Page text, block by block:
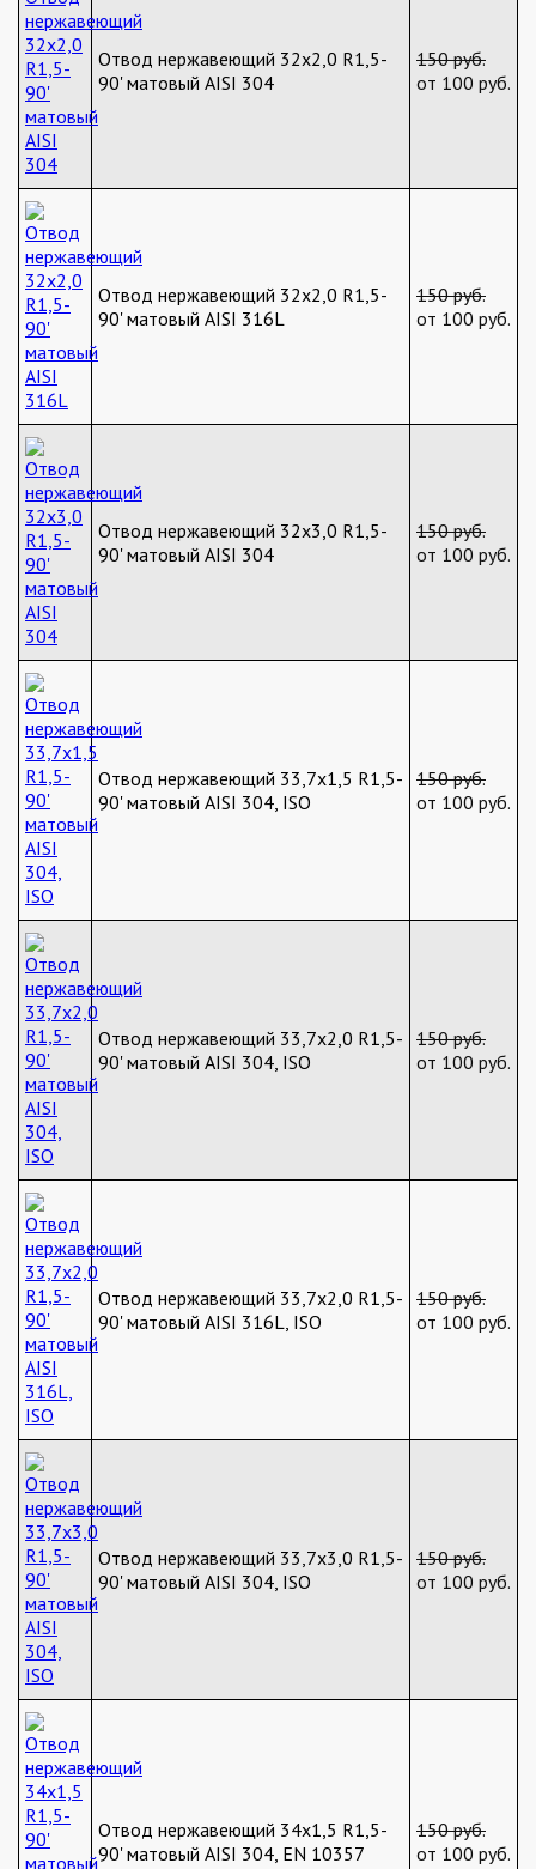
Отвод нержавеющий 32х2,0 R1,5-
90' матовый AISI 304
150 руб.
от 100 руб.
Отвод нержавеющий 32х2,0 R1,5-
90' матовый AISI 316L
150 руб.
от 100 руб.
Отвод нержавеющий 32х3,0 R1,5-
90' матовый AISI 304
150 руб.
от 100 руб.
Отвод нержавеющий 33,7х1,5 R1,5-
90' матовый AISI 304, ISO
150 руб.
от 100 руб.
Отвод нержавеющий 33,7х2,0 R1,5-
90' матовый AISI 304, ISO
150 руб.
от 100 руб.
Отвод нержавеющий 33,7х2,0 R1,5-
90' матовый AISI 316L, ISO
150 руб.
от 100 руб.
Отвод нержавеющий 33,7х3,0 R1,5-
90' матовый AISI 304, ISO
150 руб.
от 100 руб.
Отвод нержавеющий 34х1,5 R1,5-
90' матовый AISI 304, EN 10357
150 руб.
от 100 руб.